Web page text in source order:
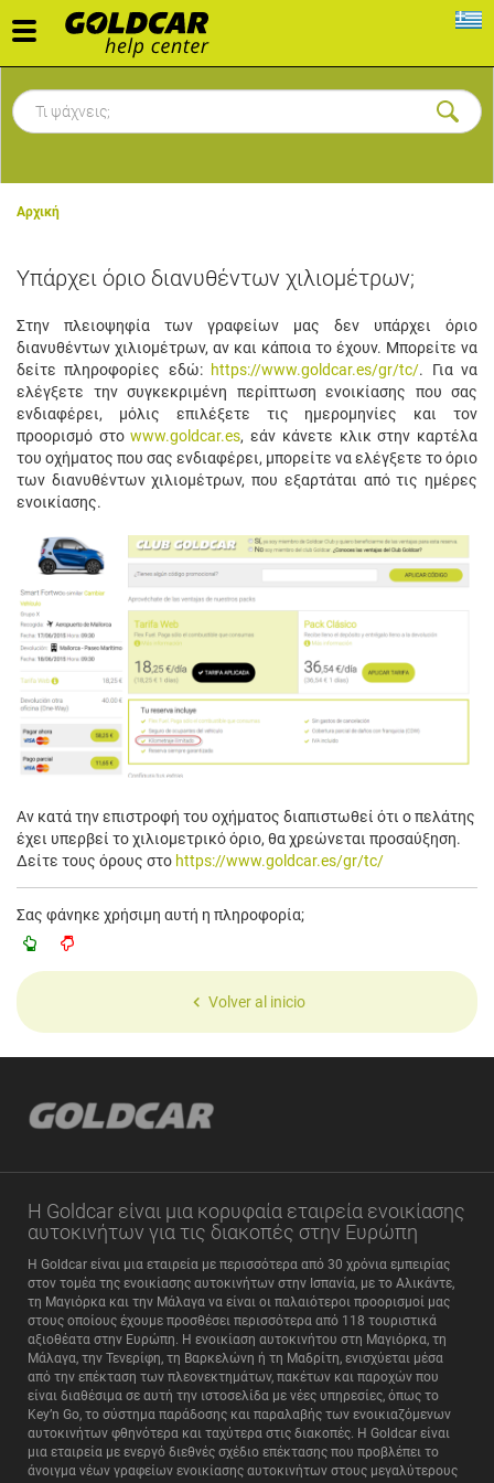
Toggle
navigation
Αρχική
Υπάρχει όριο διανυθέντων χιλιομέτρων;
Στην πλειοψηφία των γραφείων μας δεν υπάρχει όριο
διανυθέντων χιλιομέτρων, αν και κάποια το έχουν. Μπορείτε να
δείτε πληροφορίες εδώ: https://www.goldcar.es/gr/tc/. Για να
ελέγξετε την συγκεκριμένη περίπτωση ενοικίασης που σας
ενδιαφέρει, μόλις επιλέξετε τις ημερομηνίες και τον
προορισμό στοwww.goldcar.es, εάν κάνετε κλικ στην καρτέλα
του οχήματος που σας ενδιαφέρει, μπορείτε να ελέγξετε το όριο
των διανυθέντων χιλιομέτρων, που εξαρτάται από τις ημέρες
ενοικίασης.
Αν κατά την επιστροφή του οχήματος διαπιστωθεί ότι ο πελάτης
έχει υπερβεί το χιλιομετρικό όριο, θα χρεώνεται προσαύξηση.
Δείτε τους όρους στο https://www.goldcar.es/gr/tc/
Σας φάνηκε χρήσιμη αυτή η πληροφορία;
Volver al inicio
Η Goldcar είναι μια κορυφαία εταιρεία ενοικίασης
αυτοκινήτων για τις διακοπές στην Ευρώπη
Η Goldcar είναι μια εταιρεία με περισσότερα από 30 χρόνια εμπειρίας
στον τομέα της ενοικίασης αυτοκινήτων στην Ισπανία, με το Αλικάντε,
τη Μαγιόρκα και την Μάλαγα να είναι οι παλαιότεροι προορισμοί μας
στους οποίους έχουμε προσθέσει περισσότερα από 118 τουριστικά
αξιοθέατα στην Ευρώπη. Η ενοικίαση αυτοκινήτου στη Μαγιόρκα, τη
Μάλαγα, την Τενερίφη, τη Βαρκελώνη ή τη Μαδρίτη, ενισχύεται μέσα
από την επέκταση των πλεονεκτημάτων, πακέτων και παροχών που
είναι διαθέσιμα σε αυτή την ιστοσελίδα με νέες υπηρεσίες, όπως το
Key’n Go, το σύστημα παράδοσης και παραλαβής των ενοικιαζόμενων
αυτοκινήτων φθηνότερα και ταχύτερα στις διακοπές. Η Goldcar είναι
μια εταιρεία με ενεργό διεθνές σχέδιο επέκτασης που προβλέπει το
άνοιγμα νέων γραφείων ενοικίασης αυτοκινήτων στους μεγαλύτερους